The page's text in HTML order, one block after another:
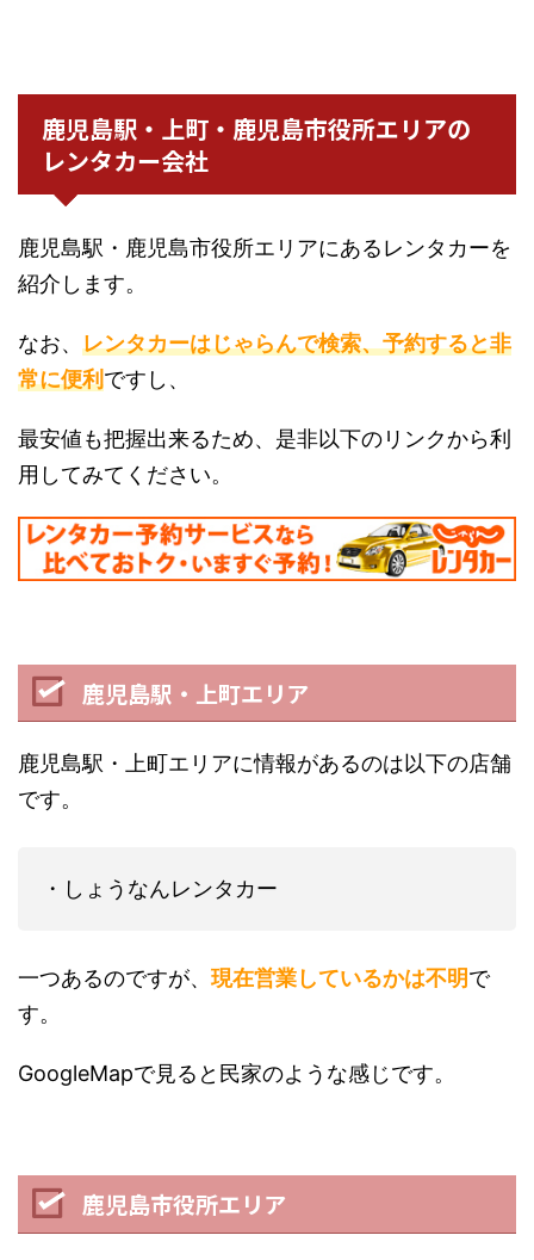
鹿児島駅・上町・鹿児島市役所エリアの
レンタカー会社
鹿児島駅・鹿児島市役所エリアにあるレンタカーを
紹介します。
なお、 レンタカーはじゃらんで検索、予約すると非
常に便利ですし、
最安値も把握出来るため、是非以下のリンクから利
用してみてください。
鹿児島駅・上町エリア
鹿児島駅・上町エリアに情報があるのは以下の店舗
です。
・しょうなんレンタカー
一つあるのですが、 現在営業しているかは不明で
す。
GoogleMapで見ると民家のような感じです。
鹿児島市役所エリア